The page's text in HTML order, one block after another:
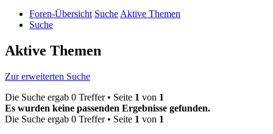
Foren-Übersicht SucheAktive Themen
Suche
Aktive Themen
Zur erweiterten Suche
Die Suche ergab 0 Treffer • Seite 1 von 1
Es wurden keine passenden Ergebnisse gefunden.
Die Suche ergab 0 Treffer • Seite 1 von 1